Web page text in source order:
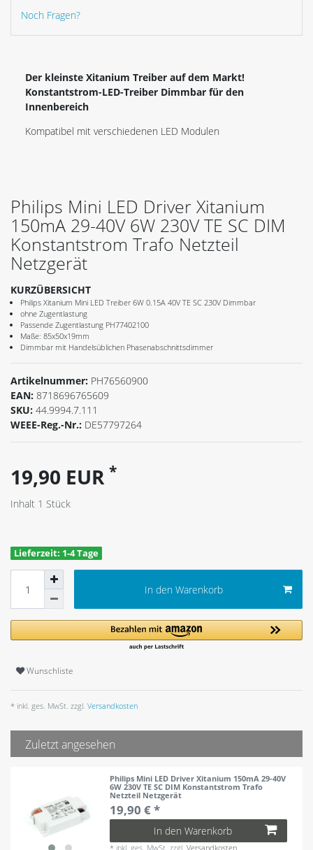
Noch Fragen?
Der kleinste Xitanium Treiber auf dem Markt!
Konstantstrom-LED-Treiber Dimmbar für den
Innenbereich
Kompatibel mit verschiedenen LED Modulen
Philips Mini LED Driver Xitanium
150mA 29-40V 6W 230V TE SC DIM
Konstantstrom Trafo Netzteil
Netzgerät
KURZÜBERSICHT
Philips Xitanium Mini LED Treiber 6W 0.15A 40V TE SC 230V Dimmbar
ohne Zugentlastung
Passende Zugentlastung PH77402100
Maße: 85x50x19mm
Dimmbar mit Handelsüblichen Phasenabschnittsdimmer
Artikelnummer: PH76560900
EAN: 8718696765609
SKU: 44.9994.7.111
WEEE-Reg.-Nr.: DE57797264
19,90 EUR *
Inhalt 1 Stück
Lieferzeit: 1-4 Tage
In den Warenkorb
Wunschliste
* inkl. ges. MwSt. zzgl. Versandkosten
Zuletzt angesehen
Philips Mini LED Driver Xitanium 150mA 29-40V
6W 230V TE SC DIM Konstantstrom Trafo
Netzteil Netzgerät
19,90 € *
In den Warenkorb
* inkl. ges. MwSt. zzgl.Versandkosten